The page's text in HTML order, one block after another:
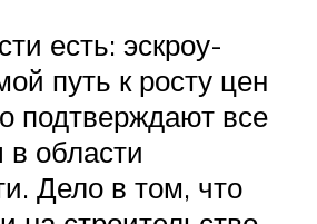
есть: эскроу-
путь к росту цен
подтверждают все
области
Дело в том, что